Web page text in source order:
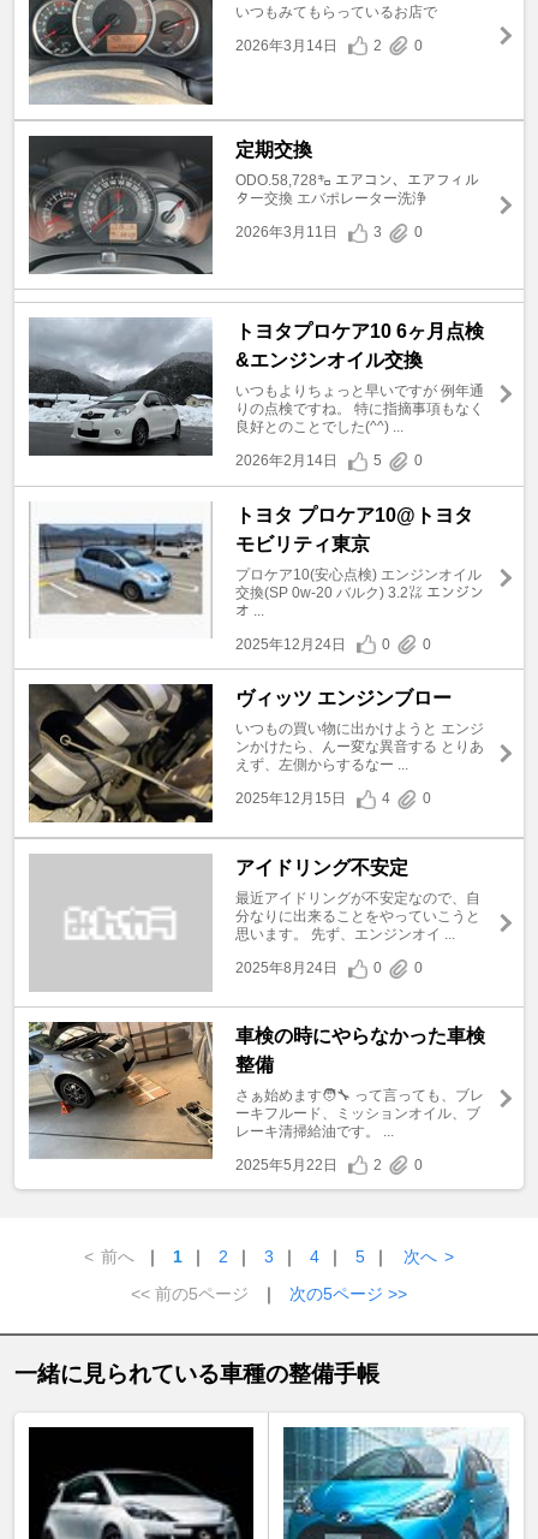
いつもみてもらっているお店で
2026年3月14日
2 0
定期交換
ODO.58,728㌔ エアコン、エアフィル
ター交換 エバポレーター洗浄
2026年3月11日
3 0
トヨタプロケア10 6ヶ月点検
&エンジンオイル交換
いつもよりちょっと早いですが 例年通
りの点検ですね。 特に指摘事項もなく
良好とのことでした(^^) ...
2026年2月14日
5 0
トヨタ プロケア10@トヨタ
モビリティ東京
プロケア10(安心点検) エンジンオイル
交換(SP 0w-20 バルク) 3.2㍑ エンジン
オ ...
2025年12月24日
0 0
ヴィッツ エンジンブロー
いつもの買い物に出かけようと エンジ
ンかけたら、んー変な異音する とりあ
えず、左側からするなー ...
2025年12月15日
4 0
アイドリング不安定
最近アイドリングが不安定なので、自
分なりに出来ることをやっていこうと
思います。 先ず、エンジンオイ ...
2025年8月24日
0 0
車検の時にやらなかった車検
整備
さぁ始めます🧑‍🔧 って言っても、ブレ
ーキフルード、ミッションオイル、ブ
レーキ清掃給油です。 ...
2025年5月22日
2 0
< 前へ ｜ 1 ｜ 2 ｜ 3 ｜ 4 ｜ 5 ｜ 次へ >
<< 前の5ページ
｜ 次の5ページ >>
一緒に見られている車種の整備手帳